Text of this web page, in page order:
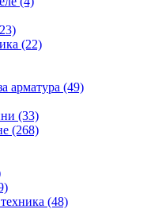
(22)
арматура (49)
(33)
(268)
(48)